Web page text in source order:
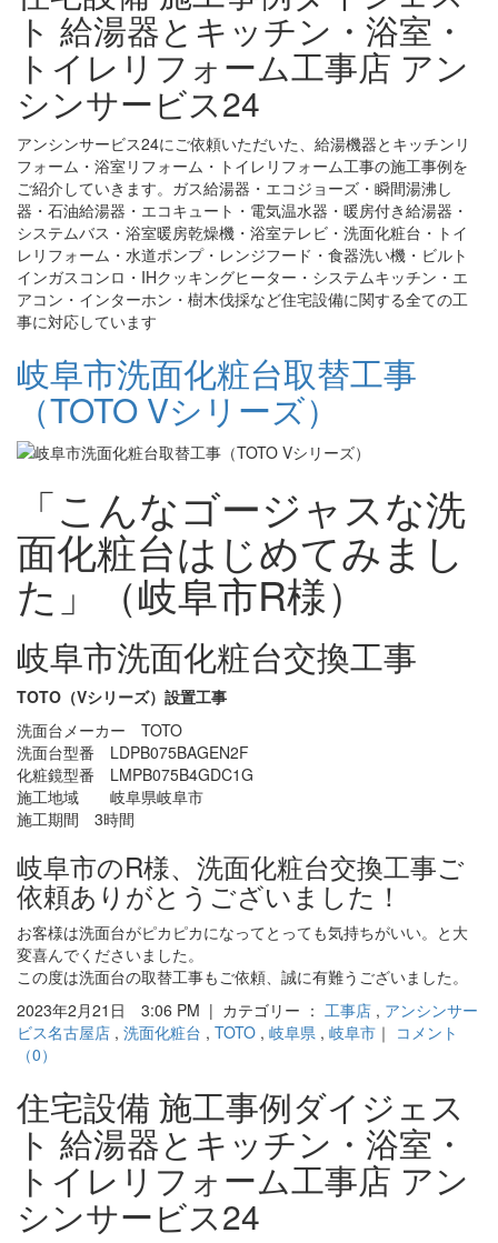
ト 給湯器とキッチン・浴室・
トイレリフォーム工事店 アン
シンサービス24
アンシンサービス24にご依頼いただいた、給湯機器とキッチンリ
フォーム・浴室リフォーム・トイレリフォーム工事の施工事例を
ご紹介していきます。ガス給湯器・エコジョーズ・瞬間湯沸し
器・石油給湯器・エコキュート・電気温水器・暖房付き給湯器・
システムバス・浴室暖房乾燥機・浴室テレビ・洗面化粧台・トイ
レリフォーム・水道ポンプ・レンジフード・食器洗い機・ビルト
インガスコンロ・IHクッキングヒーター・システムキッチン・エ
アコン・インターホン・樹木伐採など住宅設備に関する全ての工
事に対応しています
岐阜市洗面化粧台取替工事
（TOTO Vシリーズ）
「こんなゴージャスな洗
面化粧台はじめてみまし
た」（岐阜市R様）
岐阜市洗面化粧台交換工事
TOTO（Vシリーズ）設置工事
洗面台メーカー TOTO
洗面台型番 LDPB075BAGEN2F
化粧鏡型番 LMPB075B4GDC1G
施工地域 岐阜県岐阜市
施工期間 3時間
岐阜市のR様、洗面化粧台交換工事ご
依頼ありがとうございました！
お客様は洗面台がピカピカになってとっても気持ちがいい。と大
変喜んでくださいました。
この度は洗面台の取替工事もご依頼、誠に有難うございました。
2023年2月21日 3:06 PM | カテゴリー ： 工事店 , アンシンサー
ビス名古屋店 , 洗面化粧台 , TOTO , 岐阜県 , 岐阜市 ｜ コメント
（0）
住宅設備 施工事例ダイジェス
ト 給湯器とキッチン・浴室・
トイレリフォーム工事店 アン
シンサービス24